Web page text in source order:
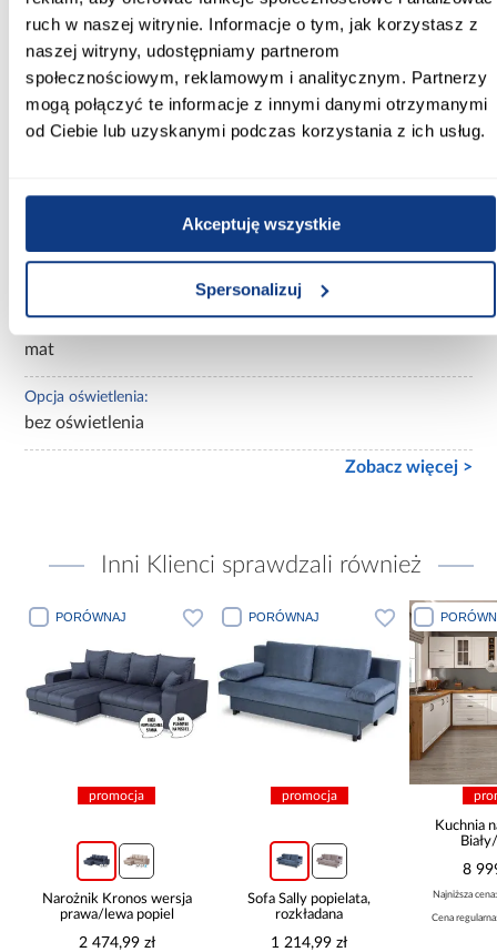
ruch w naszej witrynie. Informacje o tym, jak korzystasz z
naszej witryny, udostępniamy partnerom
społecznościowym, reklamowym i analitycznym. Partnerzy
mogą połączyć te informacje z innymi danymi otrzymanymi
od Ciebie lub uzyskanymi podczas korzystania z ich usług.
Akceptuję wszystkie
Spersonalizuj
Materac w komplecie:
Bez materaca
Stelaż w komplecie:
tak
nietapicerowane
Materiał wykonania:
Wykończenie:
mat
Opcja oświetlenia:
bez oświetlenia
Zobacz więcej >
Inni Klienci sprawdzali również
PORÓWNAJ
promocja
Narożnik Kronos wersja
prawa/lewa popiel
2 474,99 zł
PORÓWNAJ
promocja
Sofa Sally popielata,
rozkładana
1 214,99 zł
Kuchnia
8
Najniższa
Cena